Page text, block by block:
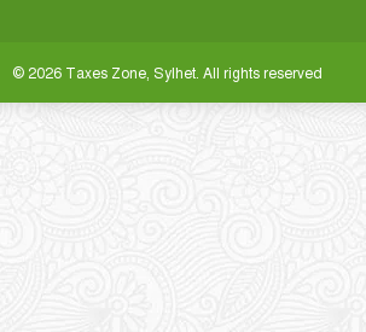
© 2026 Taxes Zone, Sylhet. All rights reserved